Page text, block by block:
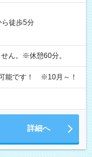
ら徒歩5分
ん。※休憩60分。
能です！ ※10月～！
詳細へ